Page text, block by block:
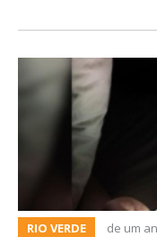
RIO VERDE de um